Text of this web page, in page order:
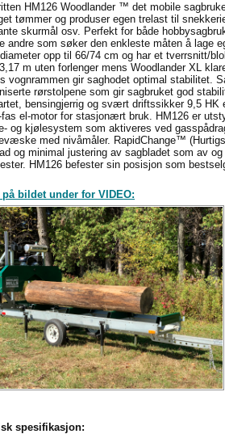
HM126 Woodlander ™ det mobile
tømmer og produser egen trelast til
skurmål osv. Perfekt for både
andre som søker den enkleste måten å lage
opp til 66/74 cm og har et tverrsnitt/
m uten forlenger mens Woodlander XL
vognrammen gir saghodet optimal stabilitet.
rørstolpene som gir sagbruket god
bensingjerrig og svært driftssikker 9,5 HK
fas el-motor for stasjonært bruk. HM126 er
og kjølesystem som aktiveres ved
med nivåmåler. RapidChange™
og minimal justering av sagbladet som av
HM126 befester sin posisjon som
på bildet under for VIDEO:
spesifikasjon: